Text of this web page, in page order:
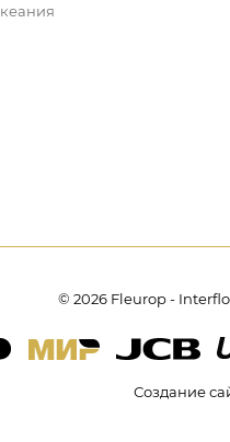
© 2026 Fleurop -
Создание